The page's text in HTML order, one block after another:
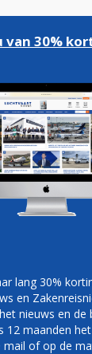
Podcasts
van 30%
lang 30%
en
nieuws en de
12 maanden
mail of op de